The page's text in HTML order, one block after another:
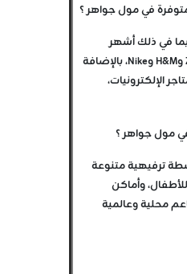
في مول جواهر ؟
في ذلك أشهر
العلامات التجارية العالمية مثل Zara وH&M وNike، بالإضافة
الإلكترونيات،
مول جواهر ؟
ترفيهية متنوعة
وأماكن
محلية وعالمية